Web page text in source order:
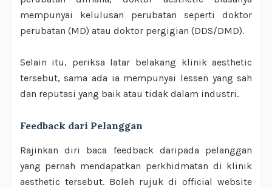
mempunyai kelulusan perubatan seperti doktor
perubatan (MD) atau doktor pergigian (DDS/DMD).
Selain itu, periksa latar belakang klinik aesthetic
tersebut, sama ada ia mempunyai lessen yang sah
dan reputasi yang baik atau tidak dalam industri.
Feedback dari Pelanggan
Rajinkan diri baca feedback daripada pelanggan
yang pernah mendapatkan perkhidmatan di klinik
aesthetic tersebut. Boleh rujuk di official website